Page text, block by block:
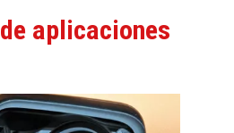
de aplicaciones